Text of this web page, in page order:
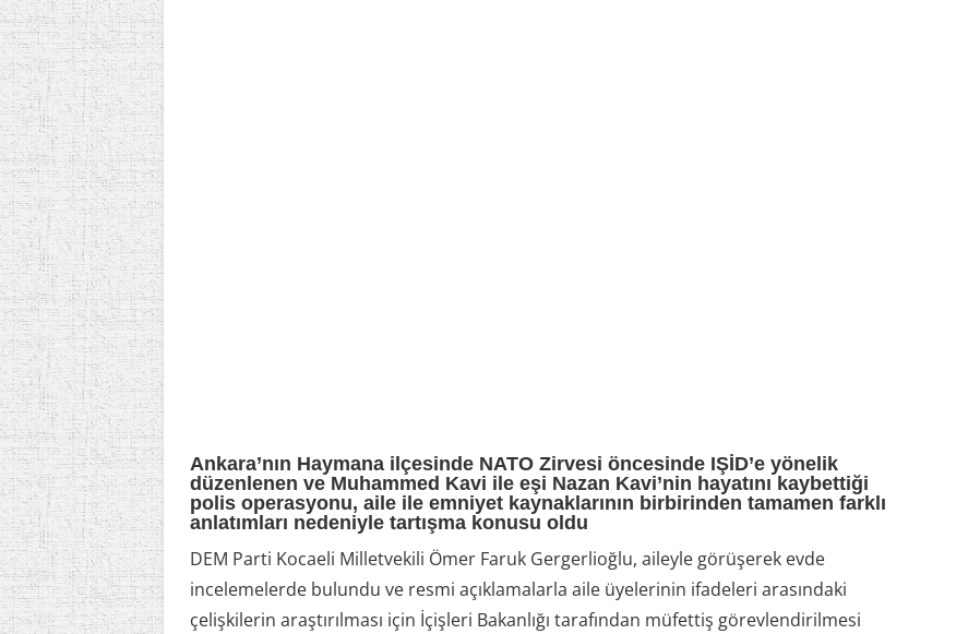
Ankara’nın Haymana ilçesinde NATO Zirvesi öncesinde IŞİD’e yönelik
düzenlenen ve Muhammed Kavi ile eşi Nazan Kavi’nin hayatını kaybettiği
polis operasyonu, aile ile emniyet kaynaklarının birbirinden tamamen farklı
anlatımları nedeniyle tartışma konusu oldu
DEM Parti Kocaeli Milletvekili Ömer Faruk Gergerlioğlu, aileyle görüşerek evde
incelemelerde bulundu ve resmi açıklamalarla aile üyelerinin ifadeleri arasındaki
çelişkilerin araştırılması için İçişleri Bakanlığı tarafından müfettiş görevlendirilmesi